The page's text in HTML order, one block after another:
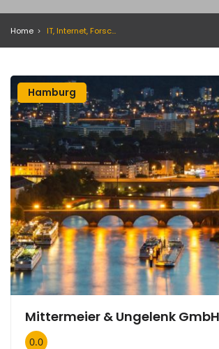
Home IT, Internet, Forschung & Entwicklung,Druck und Verlagswesen,Maschinen und Anlagen für die Druckindustrie. Büromaschinen und Ladeneinrichtungen,Informationstechnologie (IT) und Internet
Hamburg
Mittermeier & Ungelenk GmbH
0.0